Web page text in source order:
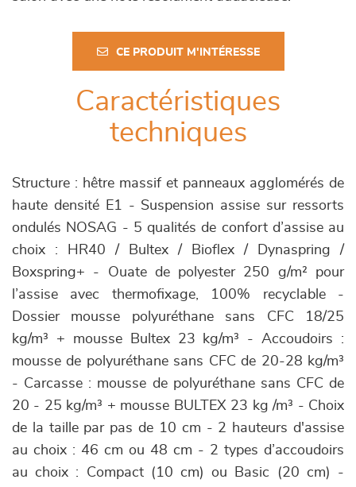
CE PRODUIT M'INTÉRESSE
Caractéristiques
techniques
Structure : hêtre massif et panneaux agglomérés de
haute densité E1 - Suspension assise sur ressorts
ondulés NOSAG - 5 qualités de confort d’assise au
choix : HR40 / Bultex / Bioflex / Dynaspring /
Boxspring+ - Ouate de polyester 250 g/m² pour
l’assise avec thermofixage, 100% recyclable -
Dossier mousse polyuréthane sans CFC 18/25
kg/m³ + mousse Bultex 23 kg/m³ - Accoudoirs :
mousse de polyuréthane sans CFC de 20-28 kg/m³
- Carcasse : mousse de polyuréthane sans CFC de
20 - 25 kg/m³ + mousse BULTEX 23 kg /m³ - Choix
de la taille par pas de 10 cm - 2 hauteurs d'assise
au choix : 46 cm ou 48 cm - 2 types d’accoudoirs
au choix : Compact (10 cm) ou Basic (20 cm) -